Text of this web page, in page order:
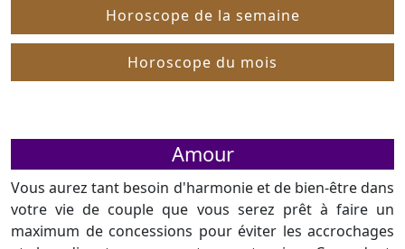
Horoscope de la semaine
Horoscope du mois
Amour
Vous aurez tant besoin d'harmonie et de bien-être dans
votre vie de couple que vous serez prêt à faire un
maximum de concessions pour éviter les accrochages